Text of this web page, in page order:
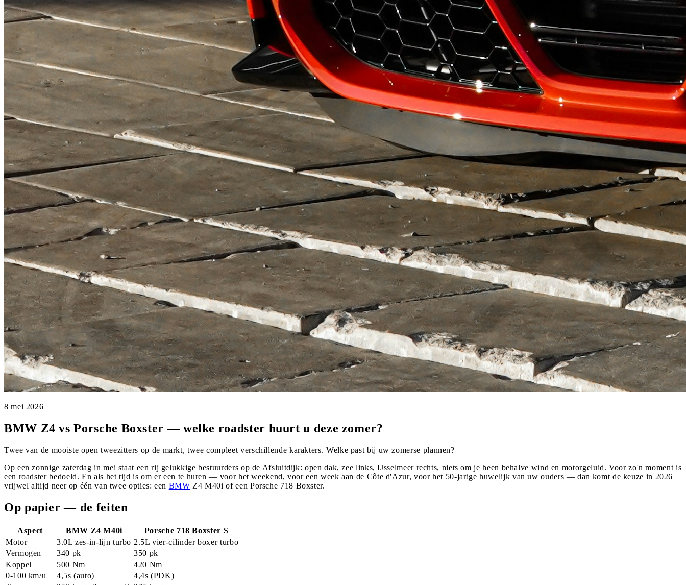
8 mei 2026
BMW Z4 vs Porsche Boxster — welke roadster huurt u deze zomer?
Twee van de mooiste open tweezitters op de markt, twee compleet verschillende karakters. Welke past bij uw zomerse plannen?
Op een zonnige zaterdag in mei staat een rij gelukkige bestuurders op de Afsluitdijk: open dak, zee links, IJsselmeer rechts, niets om je heen behalve wind en motorgeluid. Voor zo'n moment is
een roadster bedoeld. En als het tijd is om er een te huren — voor het weekend, voor een week aan de Côte d'Azur, voor het 50-jarige huwelijk van uw ouders — dan komt de keuze in 2026
vrijwel altijd neer op één van twee opties: een BMW Z4 M40i of een Porsche 718 Boxster.
Op papier — de feiten
Aspect BMW Z4 M40i
Porsche 718 Boxster S
Motor
3.0L zes-in-lijn turbo 2.5L vier-cilinder boxer turbo
Vermogen
340 pk
350 pk
Koppel
500 Nm
420 Nm
0-100 km/u
4,5s (auto)
4,4s (PDK)